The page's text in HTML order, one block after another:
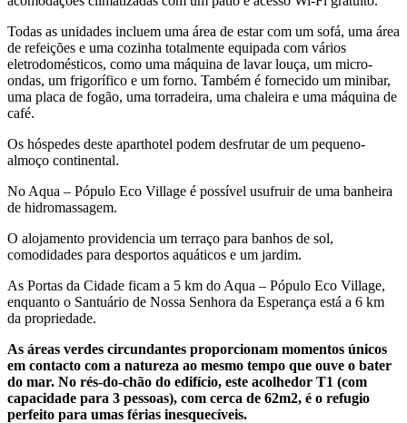
Todas as unidades incluem uma área de estar com um sofá, uma área
de refeições e uma cozinha totalmente equipada com vários
eletrodomésticos, como uma máquina de lavar louça, um micro-
ondas, um frigorífico e um forno. Também é fornecido um minibar,
uma placa de fogão, uma torradeira, uma chaleira e uma máquina de
café.
Os hóspedes deste aparthotel podem desfrutar de um pequeno-
almoço continental.
No Aqua – Pópulo Eco Village é possível usufruir de uma banheira
de hidromassagem.
O alojamento providencia um terraço para banhos de sol,
comodidades para desportos aquáticos e um jardim.
As Portas da Cidade ficam a 5 km do Aqua – Pópulo Eco Village,
enquanto o Santuário de Nossa Senhora da Esperança está a 6 km
da propriedade.
As áreas verdes circundantes proporcionam momentos únicos
em contacto com a natureza ao mesmo tempo que ouve o bater
do mar. No rés-do-chão do edifício, este acolhedor T1 (com
capacidade para 3 pessoas), com cerca de 62m2, é o refugio
perfeito para umas férias inesquecíveis.